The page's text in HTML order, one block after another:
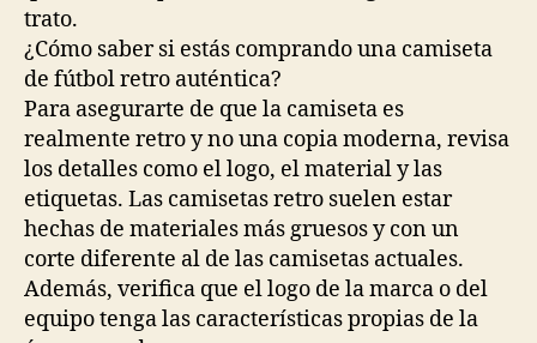
trato.
¿Cómo saber si estás comprando una camiseta
de fútbol retro auténtica?
Para asegurarte de que la camiseta es
realmente retro y no una copia moderna, revisa
los detalles como el logo, el material y las
etiquetas. Las camisetas retro suelen estar
hechas de materiales más gruesos y con un
corte diferente al de las camisetas actuales.
Además, verifica que el logo de la marca o del
equipo tenga las características propias de la